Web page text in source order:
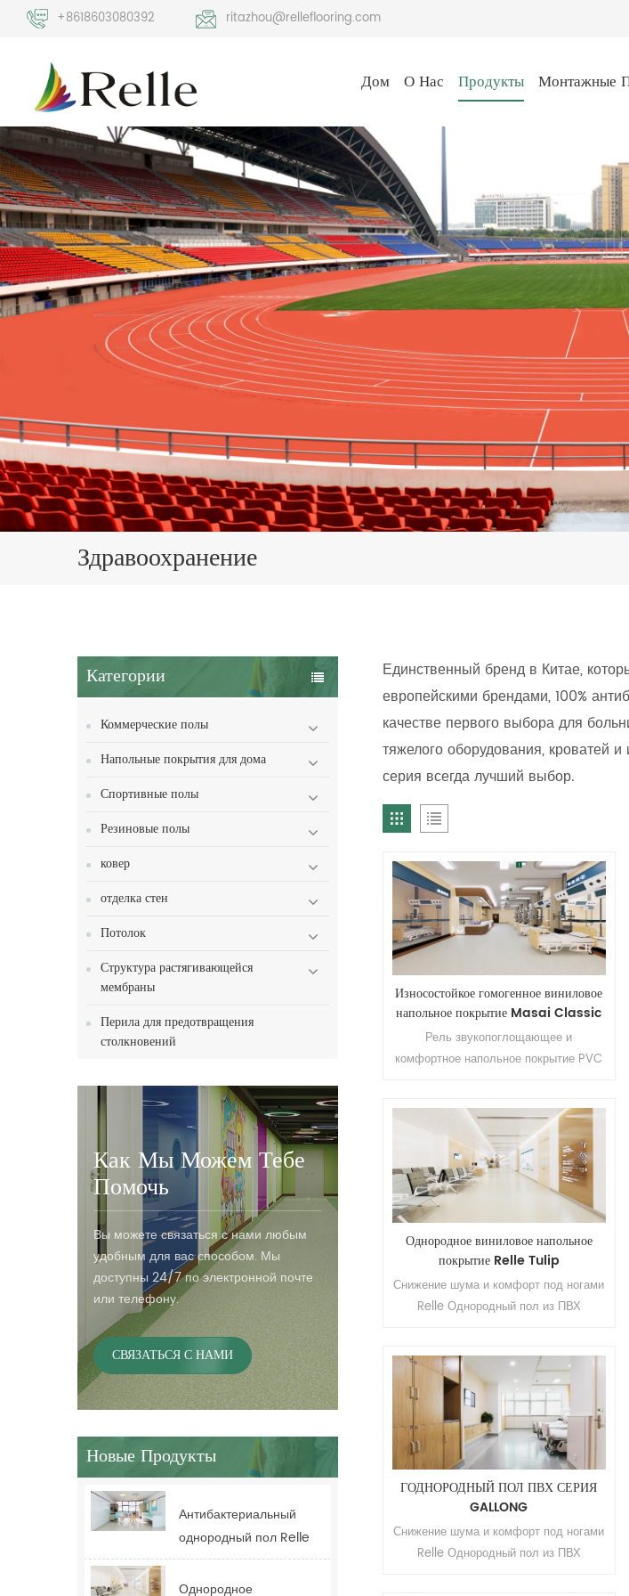
+8618603080392 ritazhou@relleflooring.com
Дом О Нас Продукты Монтажные
Здравоохранение
Категории
Коммерческие полы
Напольные покрытия для дома
Спортивные полы
Резиновые полы
ковер
отделка стен
Потолок
Структура растягивающейся
мембраны
Перила для предотвращения
столкновений
Как Мы Можем Тебе
Помочь
Вы можете связаться с нами любым
удобным для вас способом. Мы
доступны 24/7 по электронной почте
или телефону.
СВЯЗАТЬСЯ С НАМИ
Новые Продукты
Антибактериальный
однородный пол Relle
для здравоохранения
для больницы
Однородное
Единственный бренд в Китае,
европейскими брендами, 100%
качестве первого выбора для
тяжелого оборудования, кроватей
серия всегда лучший выбор.
Износостойкое гомогенное виниловое
напольное покрытие Masai Classic
Рель звукопоглощающее и
комфортное напольное покрытие PVC
отель и др. Бренд: Relle Цвет: 20
вариантов Размер: 2,0 мм (Т) * 2,0 м
(Ш) * 20 м (Д). Поверхность:
Покрытие PUR Износостойкость: Класс
T Срок службы: более 10 лет
Однородное виниловое напольное
покрытие Relle Tulip
Снижение шума и комфорт под ногами
Relle Однородный пол из ПВХ
т. д. Бренд: Релле Цвет: 25
результатов Размер: 2,0 мм (Т) * 2,0
м (Ш) * 20 м (Д). Поверхность:
полиуретановое покрытие
Устойчивость к истиранию: Т-класс
Использование жизни: более 10 лет
Минимальный заказ: 200кв.м.
ГОДНОРОДНЫЙ ПОЛ ПВХ СЕРИЯ
GALLONG
Снижение шума и комфорт под ногами
Relle Однородный пол из ПВХ